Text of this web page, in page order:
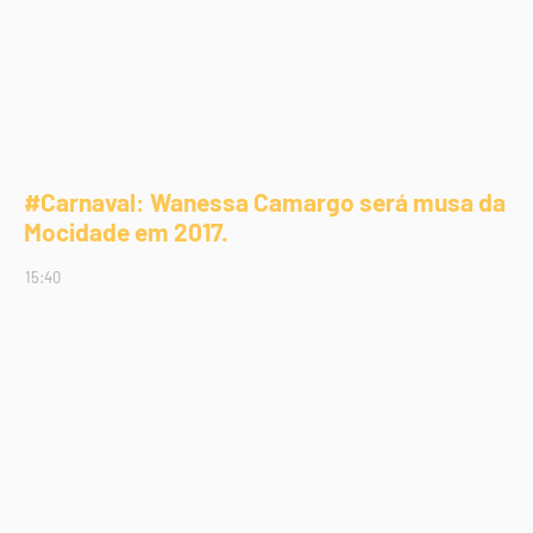
#Carnaval: Wanessa Camargo será musa da
Mocidade em 2017.
15:40